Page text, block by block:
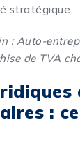
stratégique.
:Auto-
de TVA
: